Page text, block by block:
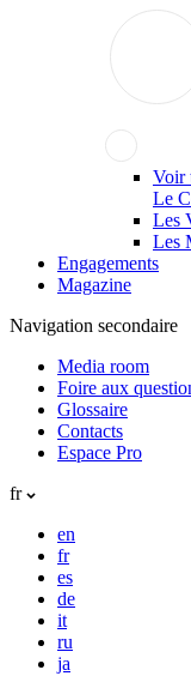
Voir
Le
Les
Les
Engagements
Magazine
Navigation secondaire
Media room
Foire aux
Glossaire
Contacts
Espace Pro
fr
en
fr
es
de
it
ru
ja